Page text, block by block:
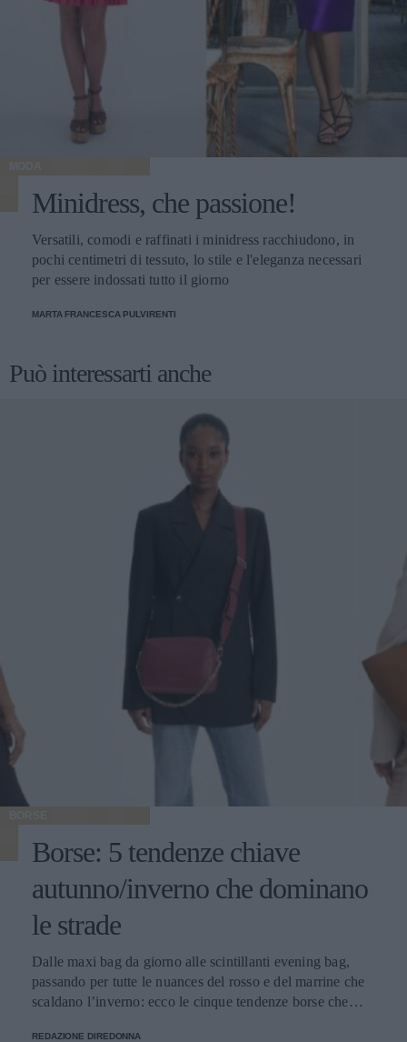
MODA
Minidress, che passione!
Versatili, comodi e raffinati i minidress racchiudono, in
pochi centimetri di tessuto, lo stile e l'eleganza necessari
per essere indossati tutto il giorno
MARTA FRANCESCA PULVIRENTI
Può interessarti anche
BORSE
Borse: 5 tendenze chiave
autunno/inverno che dominano
le strade
Dalle maxi bag da giorno alle scintillanti evening bag,
passando per tutte le nuances del rosso e del marrine che
scaldano l’inverno: ecco le cinque tendenze borse che
REDAZIONE DIREDONNA